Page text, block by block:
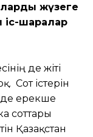
жүзеге
іс-шаралар
де жіті
Сот істерін
де ерекше
соттары
Қазақстан